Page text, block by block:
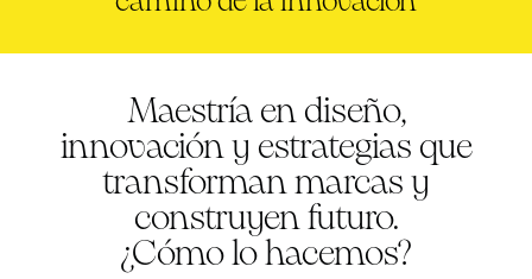
Maestría en diseño,
innovación y estrategias que
transforman marcas y
construyen futuro.
¿Cómo lo hacemos?